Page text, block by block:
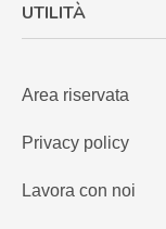
UTILITÀ
Area riservata
Privacy policy
Lavora con noi